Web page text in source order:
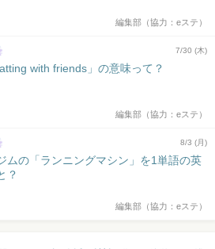
編集部（協力：eステ）
7/30 (木)
with friends」の意味って？
編集部（協力：eステ）
8/3 (月)
ムの「ランニングマシン」を1単語の英
？
編集部（協力：eステ）